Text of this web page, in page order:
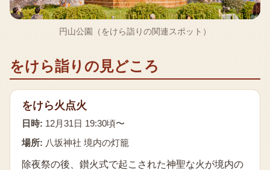
円山公園（をけら詣りの関連スポット）
をけら詣り の見どころ
をけら火点火
日時: 12月31日 19:30頃〜
場所: 八坂神社 境内の灯籠
除夜祭の後、鑚火式で起こされた神聖な火が境内の